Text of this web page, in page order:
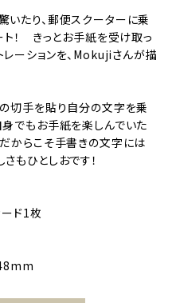
たり、郵便スクーターに乗
ト！ きっとお手紙を受け取っ
ーションを、Mokujiさんが描
切手を貼り自分の文字を乗
でもお手紙を楽しんでいた
からこそ手書きの文字には
もひとしおです！
ード1枚